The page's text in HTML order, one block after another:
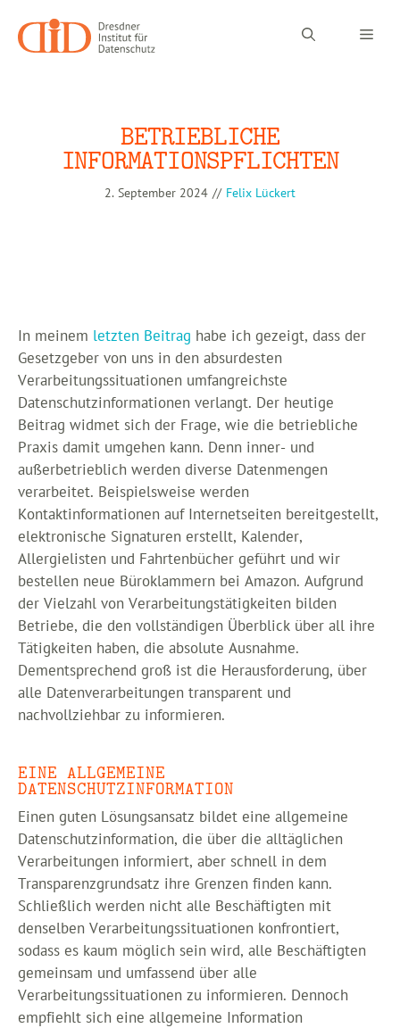
Inhalt
springen
BETRIEBLICHE
INFORMATIONSPFLICHTEN
2. September 2024 // Felix Lückert
In meinem letzten Beitrag habe ich gezeigt, dass der
Gesetzgeber von uns in den absurdesten
Verarbeitungssituationen umfangreichste
Datenschutzinformationen verlangt. Der heutige
Beitrag widmet sich der Frage, wie die betriebliche
Praxis damit umgehen kann. Denn inner- und
außerbetrieblich werden diverse Datenmengen
verarbeitet. Beispielsweise werden
Kontaktinformationen auf Internetseiten bereitgestellt,
elektronische Signaturen erstellt, Kalender,
Allergielisten und Fahrtenbücher geführt und wir
bestellen neue Büroklammern bei Amazon. Aufgrund
der Vielzahl von Verarbeitungstätigkeiten bilden
Betriebe, die den vollständigen Überblick über all ihre
Tätigkeiten haben, die absolute Ausnahme.
Dementsprechend groß ist die Herausforderung, über
alle Datenverarbeitungen transparent und
nachvollziehbar zu informieren.
EINE ALLGEMEINE
DATENSCHUTZINFORMATION
Einen guten Lösungsansatz bildet eine allgemeine
Datenschutzinformation, die über die alltäglichen
Verarbeitungen informiert, aber schnell in dem
Transparenzgrundsatz ihre Grenzen finden kann.
Schließlich werden nicht alle Beschäftigten mit
denselben Verarbeitungssituationen konfrontiert,
sodass es kaum möglich sein wird, alle Beschäftigten
gemeinsam und umfassend über alle
Verarbeitungssituationen zu informieren. Dennoch
empfiehlt sich eine allgemeine Information